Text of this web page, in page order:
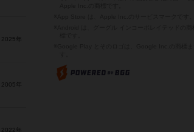
2025年
2005年
2022年